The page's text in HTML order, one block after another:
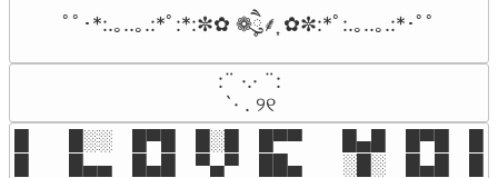
ﾟﾟ･*:.｡..｡.:*ﾟ:*:✼✿ ❁ཻུ۪۪⸙͎ ✿✼:*ﾟ:.｡..｡.:*･ﾟﾟ
⠀:¨ ·.· ¨:⠀
⠀ `· . ୨୧⠀
█  █░░ █▀█ █░█ █▀▀  █▄█ █▀█
█  █▄▄ █▄█ ▀▄▀ ██▄  ░█░ █▄█